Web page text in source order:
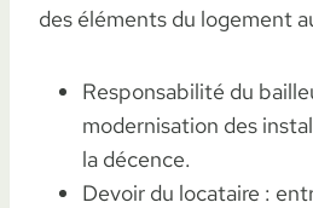
des éléments du logement
Responsabilité du
modernisation des
la décence.
Devoir du locataire :